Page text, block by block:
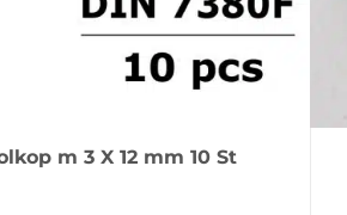
m 3 X 12 mm 10 St